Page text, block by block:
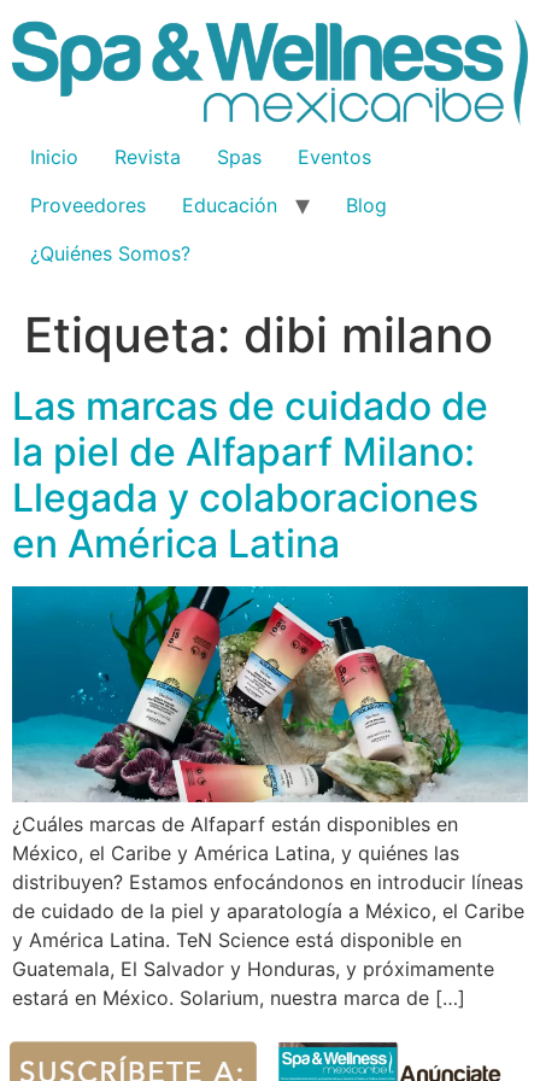
Inicio Revista Spas
Eventos
Proveedores
Educación
Blog
¿Quiénes Somos?
Etiqueta: dibi milano
Las marcas de cuidado de
la piel de Alfaparf Milano:
Llegada y colaboraciones
en América Latina
¿Cuáles marcas de Alfaparf están disponibles en
México, el Caribe y América Latina, y quiénes las
distribuyen? Estamos enfocándonos en introducir líneas
de cuidado de la piel y aparatología a México, el Caribe
y América Latina. TeN Science está disponible en
Guatemala, El Salvador y Honduras, y próximamente
estará en México. Solarium, nuestra marca de […]